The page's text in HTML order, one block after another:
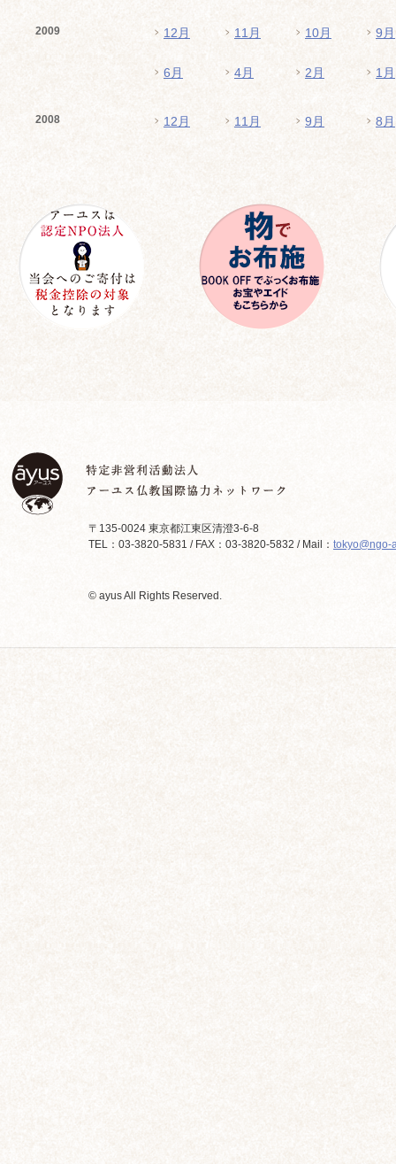
2009 12月 11月 10月 9月
6月 4月 2月 1月
2008 12月 11月 9月 8月
〒135-0024 東京都江東区清澄3-6-8
TEL：03-3820-5831 / FAX：03-3820-5832 / Mail： tokyo@ngo-
© ayus All Rights Reserved.